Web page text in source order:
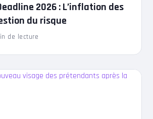
2026 : L’inflation des
du risque
de lecture